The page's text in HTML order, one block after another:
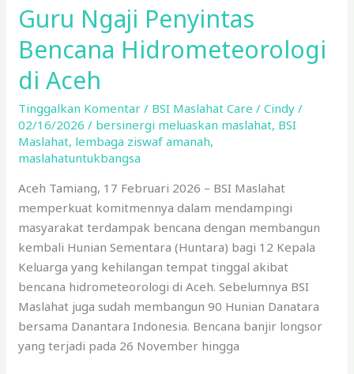
Guru Ngaji Penyintas
Bencana Hidrometeorologi
di Aceh
Tinggalkan Komentar / BSI Maslahat Care /Cindy/
02/16/2026/ bersinergi meluaskan maslahat, BSI
Maslahat, lembaga ziswaf amanah,
maslahatuntukbangsa
Aceh Tamiang, 17 Februari 2026 – BSI Maslahat
memperkuat komitmennya dalam mendampingi
masyarakat terdampak bencana dengan membangun
kembali Hunian Sementara (Huntara) bagi 12 Kepala
Keluarga yang kehilangan tempat tinggal akibat
bencana hidrometeorologi di Aceh. Sebelumnya BSI
Maslahat juga sudah membangun 90 Hunian Danatara
bersama Danantara Indonesia. Bencana banjir longsor
yang terjadi pada 26 November hingga